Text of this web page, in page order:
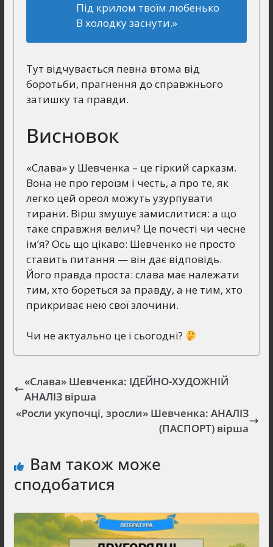
Під крилом твоїм любенько
В холодку заснути.»
Тут відчувається певна втома від
боротьби, прагнення до справжнього
затишку та правди.
Висновок
«Слава» у Шевченка – це гіркий сарказм.
Вона не про героїзм і честь, а про те, як
легко цей ореол можуть узурпувати
тирани. Вірш змушує замислитися: а що
таке справжня велич? Це почесті чи чесне
ім’я? Ось що цікаво: Шевченко не просто
ставить питання — він дає відповідь.
Його правда проста: слава має належати
тим, хто бореться за правду, а не тим, хто
прикриває нею свої злочини.
Чи не актуально це і сьогодні?
«Слава» Шевченка: ІДЕЙНО-ХУДОЖНІЙ
АНАЛІЗ вірша
«Росли укупочці, зросли» Шевченка: АНАЛІЗ
(ПАСПОРТ) вірша
Вам також може
сподобатися